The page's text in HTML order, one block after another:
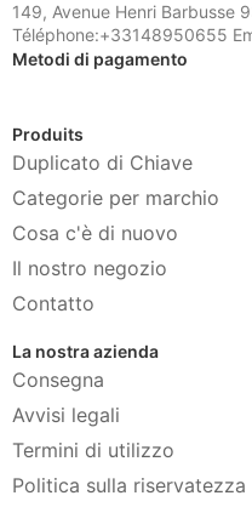
149, Avenue Henri Barbusse
Téléphone:+33148950655
Metodi di pagamento
Produits
Duplicato di Chiave
Categorie per marchio
Cosa c'è di nuovo
Il nostro negozio
Contatto
La nostra azienda
Consegna
Avvisi legali
Termini di utilizzo
Politica sulla riservatezza